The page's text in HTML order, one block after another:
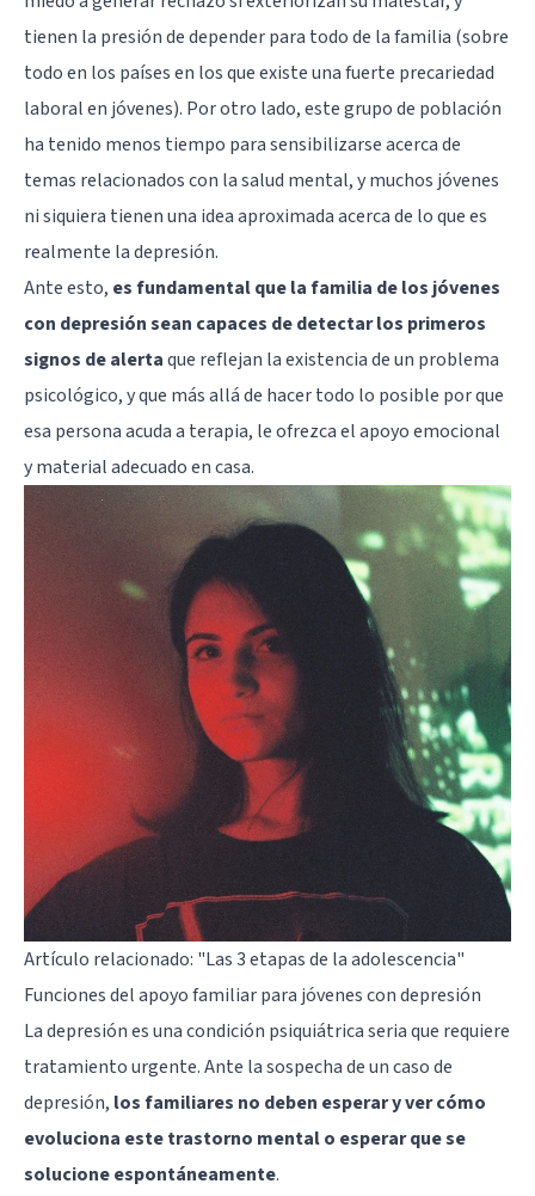
tienen la presión de depender para todo de la familia (sobre
todo en los países en los que existe una fuerte precariedad
laboral en jóvenes). Por otro lado, este grupo de población
ha tenido menos tiempo para sensibilizarse acerca de
temas relacionados con la salud mental, y muchos jóvenes
ni siquiera tienen una idea aproximada acerca de lo que es
realmente la depresión.
Ante esto, es fundamental que la familia de los jóvenes
con depresión sean capaces de detectar los primeros
signos de alertaque reflejan la existencia de un problema
psicológico, y que más allá de hacer todo lo posible por que
esa persona acuda a terapia, le ofrezca el apoyo emocional
y material adecuado en casa.
Artículo relacionado: "Las 3 etapas de la adolescencia"
Funciones del apoyo familiar para jóvenes con depresión
La depresión es una condición psiquiátrica seria que requiere
tratamiento urgente. Ante la sospecha de un caso de
depresión, los familiares no deben esperar y ver cómo
evoluciona este trastorno mental o esperar que se
solucione espontáneamente.